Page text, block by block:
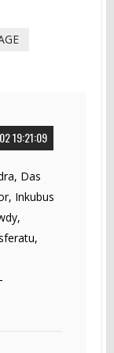
19:21:09
Das
Inkubus